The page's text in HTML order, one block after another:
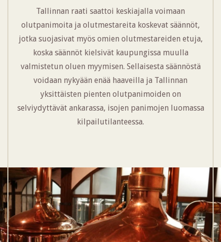
Tallinnan raati saattoi keskiajalla voimaan
olutpanimoita ja olutmestareita koskevat säännöt,
jotka suojasivat myös omien olutmestareiden etuja,
koska säännöt kielsivät kaupungissa muulla
valmistetun oluen myymisen. Sellaisesta säännöstä
voidaan nykyään enää haaveilla ja Tallinnan
yksittäisten pienten olutpanimoiden on
selviydyttävät ankarassa, isojen panimojen luomassa
kilpailutilanteessa.